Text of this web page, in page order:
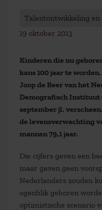
Talentontwikkeling en
19 oktober 2013
Kinderen die nu
kans 100 jaar te
Joop de Beer van het
Demografisch Instituut
september jl.
de levensverwachting
mannen 79,1 jaar.
Die cijfers geven een
maar geven geen
Nederlanders zouden
ogenblik geboren
optimistische scenario